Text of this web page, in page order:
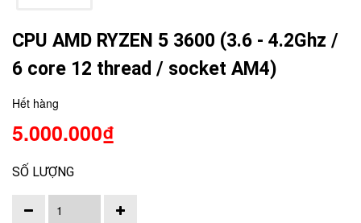
CPU AMD RYZEN 5 3600 (3.6 - 4.2Ghz /
6 core 12 thread / socket AM4)
Hết hàng
5.000.000₫
SỐ LƯỢNG